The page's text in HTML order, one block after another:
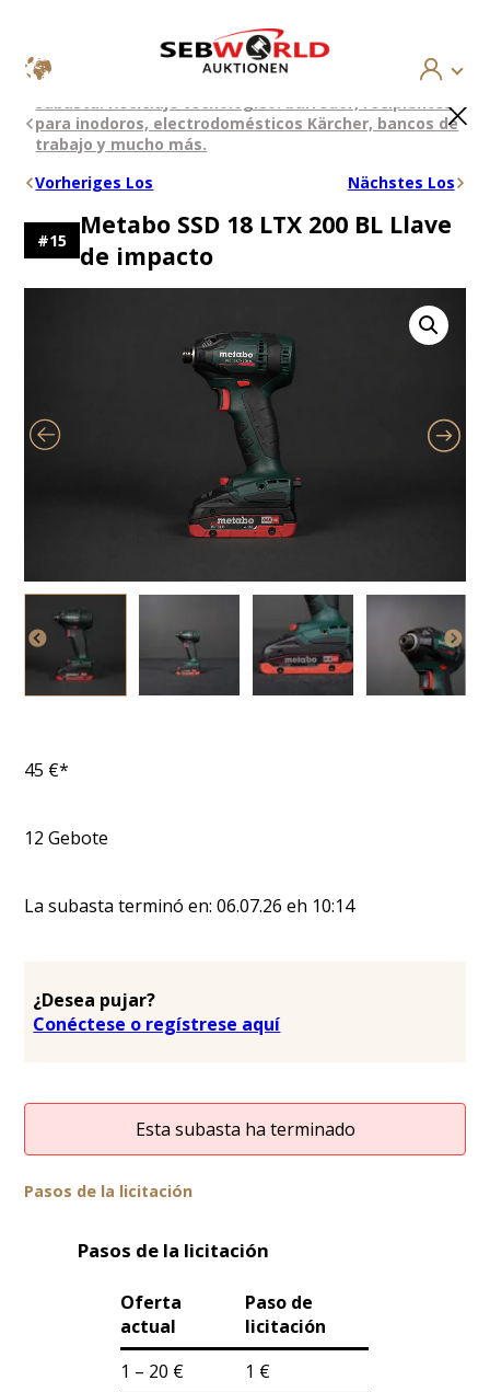
Saltar
contenido
Subasta: Reciclaje tecnológico: barredor, recipientes
para inodoros, electrodomésticos Kärcher, bancos de
trabajo y mucho más.
Vorheriges Los
Nächstes Los
#15
Metabo SSD 18 LTX 200 BL Llave
de impacto
45 €*
12 Gebote
La subasta terminó en:06.07.26 eh 10:14
¿Desea pujar?
Conéctese o regístrese aquí
Esta subasta ha terminado
Pasos de la licitación
Pasos de la licitación
Oferta
actual
Paso de
licitación
1 – 20 €
1 €
×